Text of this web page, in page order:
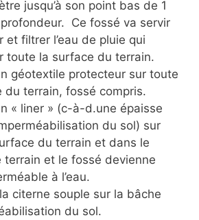
jusqu’à son point bas de 1
Ce fossé va servir
et filtrer l’eau de pluie qui
toute la surface du terrain.
géotextile protecteur sur toute
du terrain, fossé compris.
« liner » (c-à-d.une épaisse
du sol) sur
du terrain et dans le
et le fossé devienne
à l’eau.
citerne souple sur la bâche
du sol.